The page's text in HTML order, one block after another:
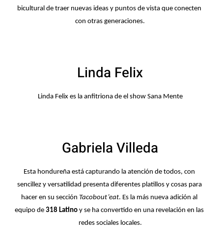
bicultural de traer nuevas ideas y puntos de vista que conecten
con otras generaciones.
Linda Felix
Linda Felix es la anfitriona de el show Sana Mente
Gabriela Villeda
Esta hondureña está capturando la atención de todos, con
sencillez y versatilidad presenta diferentes platillos y cosas para
hacer en su sección Tacobout’eat. Es la más nueva adición al
equipo de 318 Latino y se ha convertido en una revelación en las
redes sociales locales.